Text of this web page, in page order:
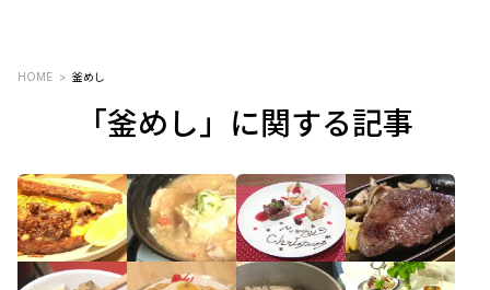
HOME 釜めし
「釜めし」に関する記事